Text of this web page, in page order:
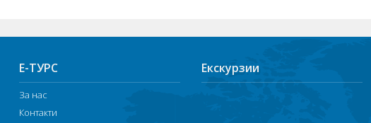
Е-ТУРС
За нас
Контакти
Екскурзии